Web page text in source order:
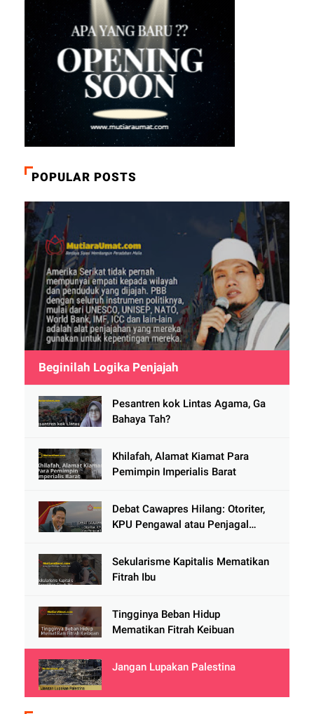
POPULAR POSTS
Beginilah Logika Penjajah
Pesantren kok Lintas Agama, Ga
Bahaya Tah?
Khilafah, Alamat Kiamat Para
Pemimpin Imperialis Barat
Debat Cawapres Hilang: Otoriter,
KPU Pengawal atau Penjagal
Sekularisme Kapitalis Mematikan
Fitrah Ibu
Tingginya Beban Hidup
Mematikan Fitrah Keibuan
Jangan Lupakan Palestina